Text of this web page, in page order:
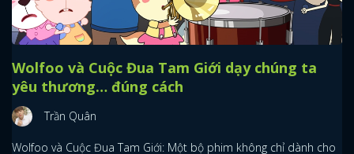
Wolfoo và Cuộc Đua Tam Giới dạy chúng ta
yêu thương… đúng cách
Trần Quân
Wolfoo và Cuộc Đua Tam Giới: Một bộ phim không chỉ dành cho